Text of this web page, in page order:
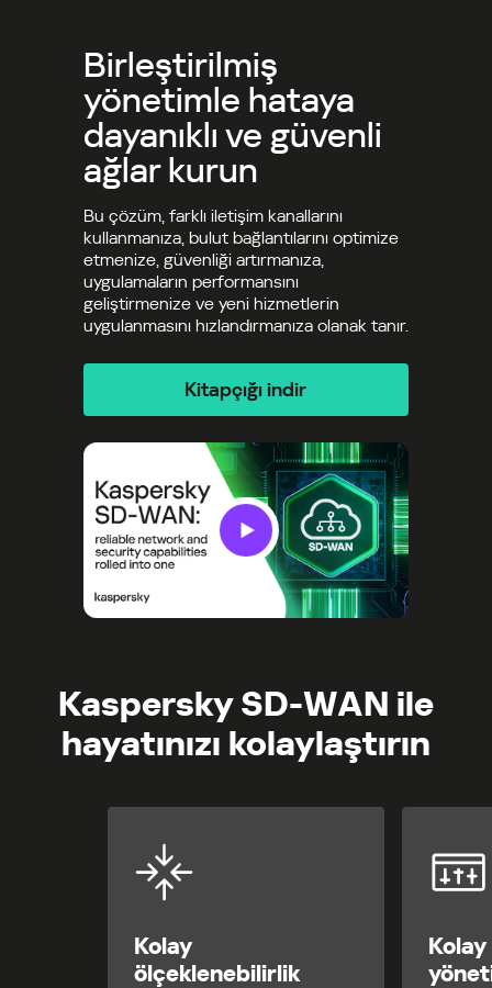
Birleştirilmiş
yönetimle hataya
dayanıklı ve güvenli
ağlar kurun
Bu çözüm, farklı iletişim kanallarını
kullanmanıza, bulut bağlantılarını optimize
etmenize, güvenliği artırmanıza,
uygulamaların performansını
geliştirmenize ve yeni hizmetlerin
uygulanmasını hızlandırmanıza olanak tanır.
Kitapçığı indir
Kaspersky SD-WAN ile
hayatınızı kolaylaştırın
Kolay
ölçeklenebilirlik
Kolay